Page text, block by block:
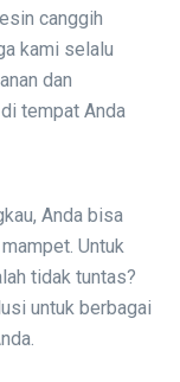
canggih
kami selalu
dan
tempat Anda
Anda bisa
Untuk
tidak tuntas?
untuk berbagai